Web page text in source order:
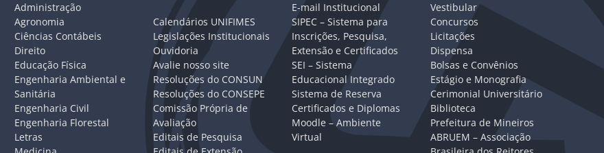
Administração
Agronomia
Ciências Contábeis
Direito
Educação Física
Engenharia Ambiental e
Sanitária
Engenharia Civil
Engenharia Florestal
Letras
Calendários UNIFIMES
Legislações Institucionais
Ouvidoria
Avalie nosso site
Resoluções do CONSUN
Resoluções do CONSEPE
Comissão Própria de
Avaliação
Editais de Pesquisa
E-mail Institucional
SIPEC – Sistema para
Inscrições, Pesquisa,
Extensão e Certificados
SEI – Sistema
Educacional Integrado
Sistema de Reserva
Certificados e Diplomas
Moodle – Ambiente
Virtual
Vestibular
Concursos
Licitações
Dispensa
Bolsas e Convênios
Estágio e Monografia
Cerimonial Universitário
Biblioteca
Prefeitura de Mineiros
ABRUEM – Associação